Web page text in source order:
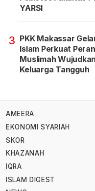
YARSI
3 PKK Makassar
Islam Perkuat Peran
Muslimah Wujudkan
Keluarga Tangguh
AMEERA
EKONOMI SYARIAH
SKOR
KHAZANAH
IQRA
ISLAM DIGEST